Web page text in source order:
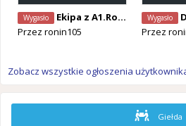
Wygasło
Ekipa z A1.Rozbiorki,crepi,wstawianie belek,papa,kornisze,plytki..
Przez ronin105
Wygasło
Przez
Zobacz wszystkie ogłoszenia
Giełda